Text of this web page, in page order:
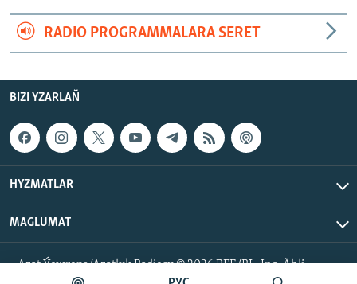
RADIO PROGRAMMALARA SERET
BIZI YZARLAŇ
HYZMATLAR
MAGLUMAT
Azat Ýewropa/Azatlyk Radiosy © 2026 RFE/RL, Inc. Ähli
hukuklar goralan.